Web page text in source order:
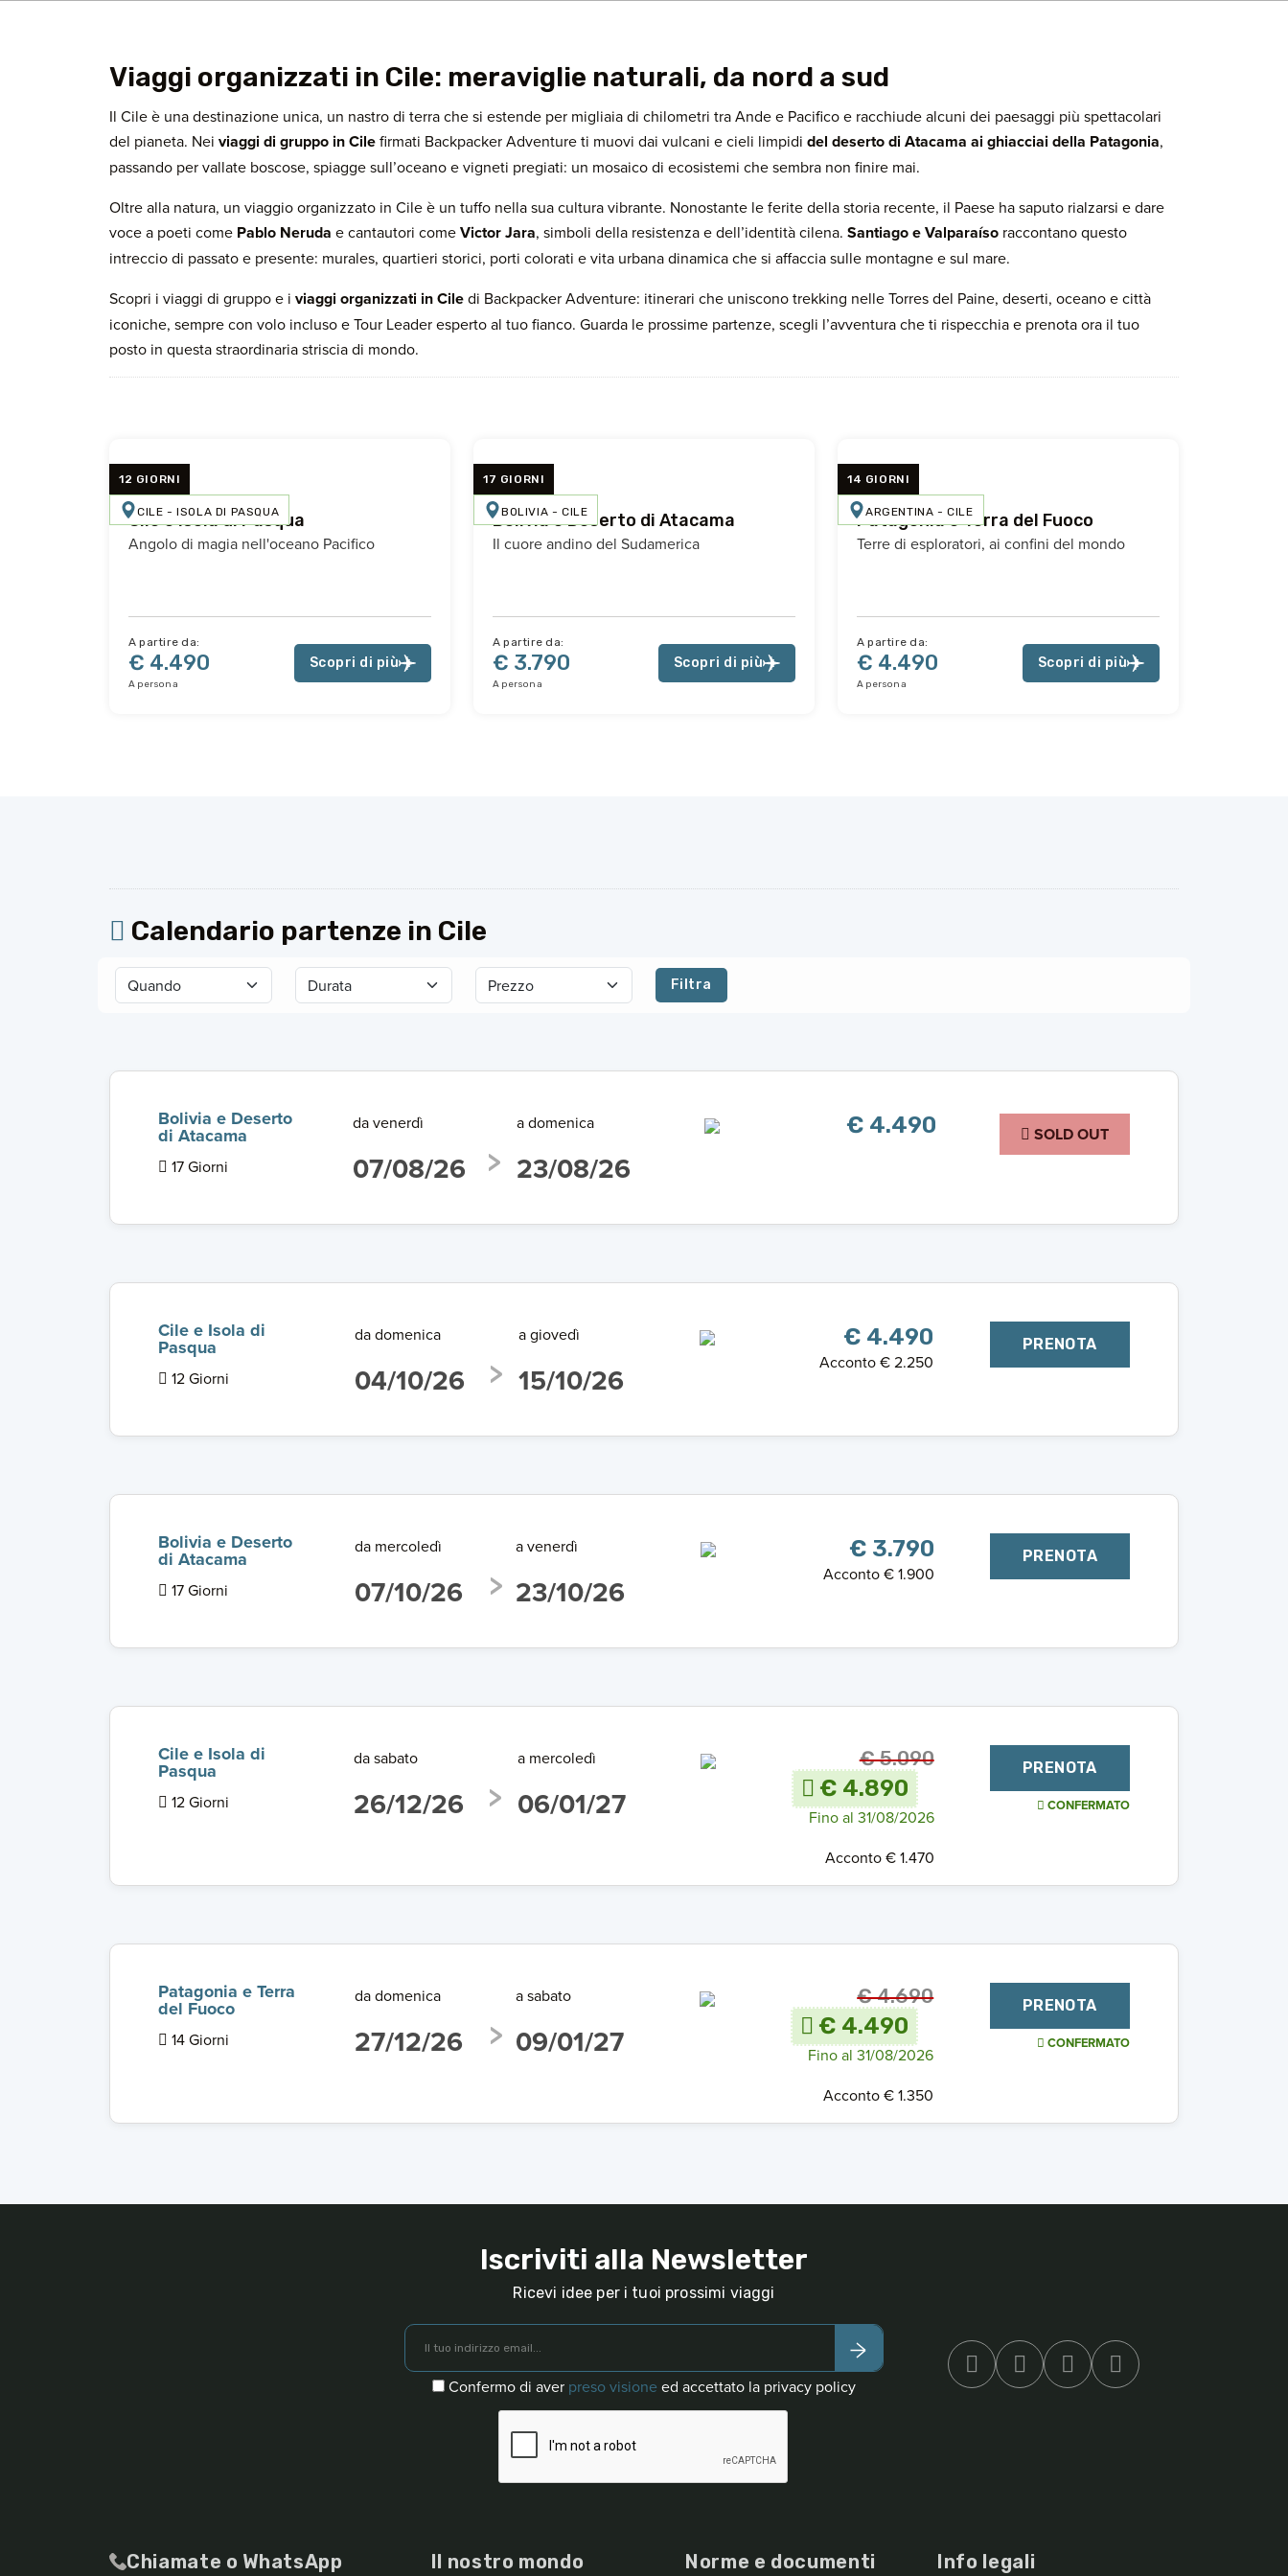
Viaggi organizzati in Cile: meraviglie naturali, da nord a sud
Il Cile è una destinazione unica, un nastro di terra che si estende per migliaia di chilometri tra Ande e Pacifico e racchiude alcuni dei paesaggi più spettacolari
del pianeta. Nei viaggi di gruppo in Cilefirmati Backpacker Adventure ti muovi dai vulcani e cieli limpidi del deserto di Atacama ai ghiacciai della Patagonia,
passando per vallate boscose, spiagge sull’oceano e vigneti pregiati: un mosaico di ecosistemi che sembra non finire mai.
Oltre alla natura, un viaggio organizzato in Cile è un tuffo nella sua cultura vibrante. Nonostante le ferite della storia recente, il Paese ha saputo rialzarsi e dare
voce a poeti come Pablo Neruda e cantautori comeVictor Jara, simboli della resistenza e dell’identità cilena. Santiago e Valparaíso raccontano questo
intreccio di passato e presente: murales, quartieri storici, porti colorati e vita urbana dinamica che si affaccia sulle montagne e sul mare.
Scopri i viaggi di gruppo e i viaggi organizzati in Ciledi Backpacker Adventure: itinerari che uniscono trekking nelle Torres del Paine, deserti, oceano e città
iconiche, sempre con volo incluso e Tour Leader esperto al tuo fianco. Guarda le prossime partenze, scegli l’avventura che ti rispecchia e prenota ora il tuo
posto in questa straordinaria striscia di mondo.
12 GIORNI
CILE - ISOLA DI PASQUA
Cile e Isola di Pasqua
Angolo di magia nell'oceano Pacifico
A partire da:
€ 4.490
A persona
Scopri di più
17 GIORNI
BOLIVIA - CILE
Bolivia e Deserto di Atacama
Il cuore andino del Sudamerica
A partire da:
€ 3.790
A persona
Scopri di più
14 GIORNI
ARGENTINA - CILE
Patagonia e Terra del Fuoco
Terre di esploratori, ai confini del mondo
A partire da:
€ 4.490
A persona
Scopri di più
Calendario partenze in Cile
Filtra
Bolivia e Deserto
di Atacama
17 Giorni
da venerdì
07/08/26
a domenica
23/08/26
€ 4.490 SOLD OUT
Cile e Isola di
Pasqua
12 Giorni
da domenica
04/10/26
a giovedì
15/10/26
€ 4.490
Acconto € 2.250
PRENOTA
Bolivia e Deserto
di Atacama
17 Giorni
da mercoledì
07/10/26
a venerdì
23/10/26
€ 3.790
Acconto € 1.900
PRENOTA
Cile e Isola di
Pasqua
12 Giorni
da sabato
26/12/26
a mercoledì
06/01/27
€ 5.090
€ 4.890
Fino al 31/08/2026
Acconto € 1.470
PRENOTA
CONFERMATO
Patagonia e Terra
del Fuoco
14 Giorni
da domenica
27/12/26
a sabato
09/01/27
€ 4.690
€ 4.490
Fino al 31/08/2026
Acconto € 1.350
PRENOTA
CONFERMATO
Iscriviti alla Newsletter
Ricevi idee per i tuoi prossimi viaggi
Confermo di aver preso visione ed accettato la privacy policy
Chiamate o WhatsApp Il nostro mondo Norme e documenti Info legali